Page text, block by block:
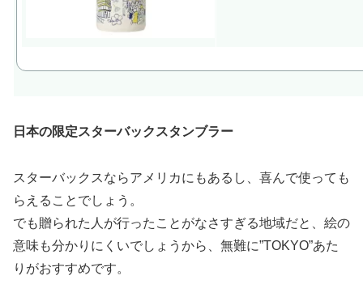
日本の限定スターバックスタンブラー
スターバックスならアメリカにもあるし、喜んで使っても
らえることでしょう。
でも贈られた人が行ったことがなさすぎる地域だと、絵の
意味も分かりにくいでしょうから、無難に”TOKYO”あた
りがおすすめです。